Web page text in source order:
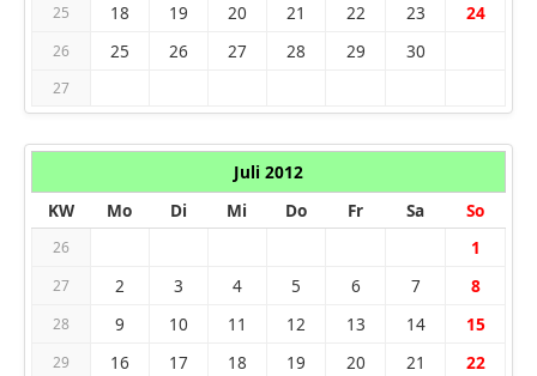
25 18 19 20 21 22 23 24
26 25 26 27 28 29 30
27
Juli 2012
KW
Mo Di Mi Do Fr Sa So
26 1
27 2 3 4 5 6 7 8
28 9 10 11 12 13 14 15
29 16 17 18 19 20 21 22